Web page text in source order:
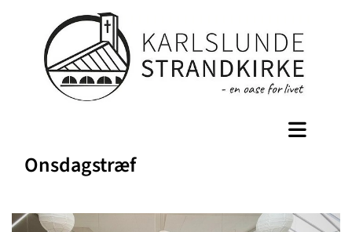
Onsdagstræf